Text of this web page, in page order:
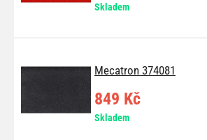
Skladem
Mecatron 374081
849 Kč
Skladem